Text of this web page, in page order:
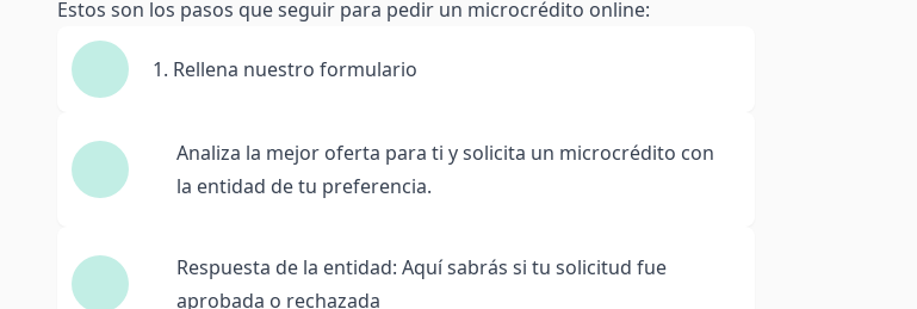
Estos son los pasos que seguir para pedir un microcrédito online:
1. Rellena nuestro formulario
Analiza la mejor oferta para ti y solicita un microcrédito con
la entidad de tu preferencia.
Respuesta de la entidad: Aquí sabrás si tu solicitud fue
aprobada o rechazada